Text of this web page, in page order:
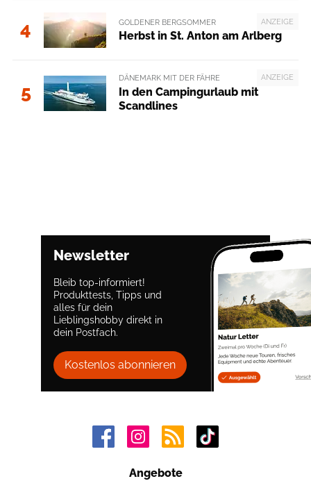
4 ANZEIGE
GOLDENER BERGSOMMER
Herbst in St. Anton am Arlberg
5
ANZEIGE
DÄNEMARK MIT DER FÄHRE
In den Campingurlaub mit
Scandlines
Newsletter
Bleib top-informiert!
Produkttests, Tipps und
alles für dein
Lieblingshobby direkt in
dein Postfach.
Kostenlos abonnieren
Angebote